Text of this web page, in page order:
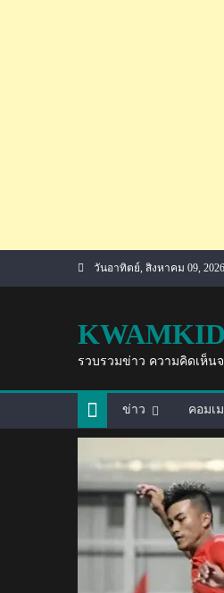
วันอาทิตย์, สิงหาคม 09, 2026
รวบรวมข่าว ความคิดเห็น
ข่าว คอมเ